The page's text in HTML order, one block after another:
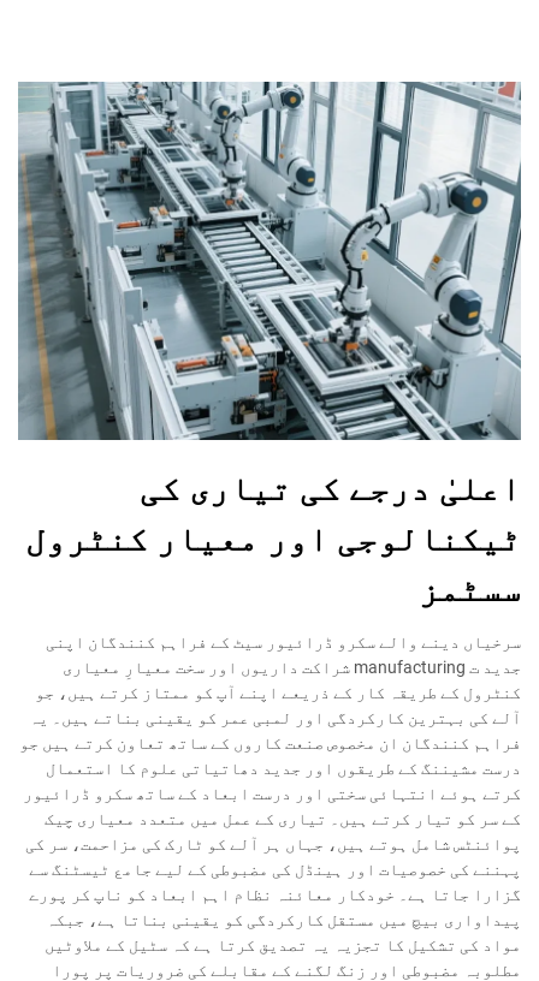
اعلیٰ درجے کی تیاری کی
ٹیکنالوجی اور معیار کنٹرول
سسٹمز
سرخیاں دینے والے سکرو ڈرائیور سیٹ کے فراہم کنندگان اپنی
جدید ت manufacturing شراکت داریوں اور سخت معیارِ معیاری
کنٹرول کے طریقہ کار کے ذریعے اپنے آپ کو ممتاز کرتے ہیں، جو
آلے کی بہترین کارکردگی اور لمبی عمر کو یقینی بناتے ہیں۔ یہ
فراہم کنندگان ان مخصوص صنعت کاروں کے ساتھ تعاون کرتے ہیں جو
درست مشیننگ کے طریقوں اور جدید دھاتیاتی علوم کا استعمال
کرتے ہوئے انتہائی سختی اور درست ابعاد کے ساتھ سکرو ڈرائیور
کے سر کو تیار کرتے ہیں۔ تیاری کے عمل میں متعدد معیاری چیک
پوائنٹس شامل ہوتے ہیں، جہاں ہر آلے کو ٹارک کی مزاحمت، سر کی
پہننے کی خصوصیات اور ہینڈل کی مضبوطی کے لیے جامع ٹیسٹنگ سے
گزارا جاتا ہے۔ خودکار معائنہ نظام اہم ابعاد کو ناپ کر پورے
پیداواری بیچ میں مستقل کارکردگی کو یقینی بناتا ہے، جبکہ
مواد کی تشکیل کا تجزیہ یہ تصدیق کرتا ہے کہ سٹیل کے ملاوٹیں
مطلوبہ مضبوطی اور زنگ لگنے کے مقابلے کی ضروریات پر پورا